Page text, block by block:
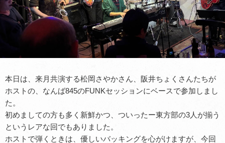
本日は、来月共演する松岡さやかさん、阪井ちょくさんたちが
ホストの、なんば845のFUNKセッションにベースで参加しまし
た。
初めましての方も多く新鮮かつ、ついったー東方部の3人が揃う
というレアな回でもありました。
ホストで弾くときは、優しいバッキングを心がけますが、今回